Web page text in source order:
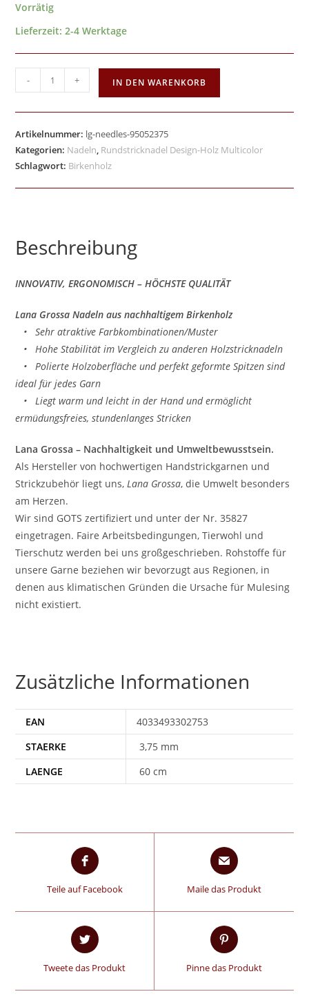
Vorrätig
Lieferzeit:2-4 Werktage
- + IN DEN WARENKORB
Artikelnummer: lg-needles-95052375
Kategorien: Nadeln, Rundstricknadel Design-Holz Multicolor
Schlagwort: Birkenholz
Beschreibung
INNOVATIV, ERGONOMISCH – HÖCHSTE QUALITÄT
Lana Grossa Nadeln aus nachhaltigem Birkenholz
• Sehr atraktive Farbkombinationen/Muster
• Hohe Stabilität im Vergleich zu anderen Holzstricknadeln
• Polierte Holzoberfläche und perfekt geformte Spitzen sind
ideal für jedes Garn
• Liegt warm und leicht in der Hand und ermöglicht
ermüdungsfreies, stundenlanges Stricken
Lana Grossa – Nachhaltigkeit und Umweltbewusstsein.
Als Hersteller von hochwertigen Handstrickgarnen und
Strickzubehör liegt uns,Lana Grossa, die Umwelt besonders
am Herzen.
Wir sind GOTS zertifiziert und unter der Nr. 35827
eingetragen. Faire Arbeitsbedingungen, Tierwohl und
Tierschutz werden bei uns großgeschrieben. Rohstoffe für
unsere Garne beziehen wir bevorzugt aus Regionen, in
denen aus klimatischen Gründen die Ursache für Mulesing
nicht existiert.
Zusätzliche Informationen
EAN
4033493302753
STAERKE
3,75 mm
LAENGE
60 cm
Teile auf Facebook Maile das Produkt
Tweete das Produkt Pinne das Produkt